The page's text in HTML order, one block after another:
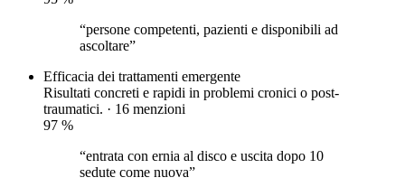
“persone competenti, pazienti e disponibili ad
ascoltare”
Efficacia dei trattamenti emergente
Risultati concreti e rapidi in problemi cronici o post-
traumatici. · 16 menzioni
97 %
“entrata con ernia al disco e uscita dopo 10
sedute come nuova”